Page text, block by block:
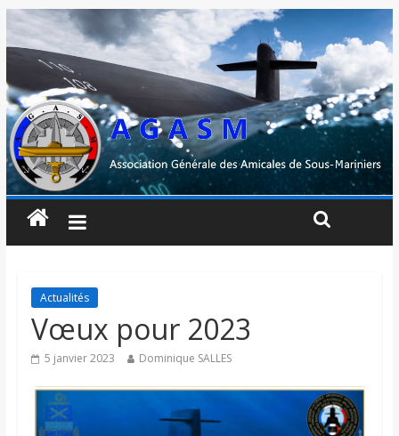
Actualités
Vœux pour 2023
5 janvier 2023 Dominique SALLES